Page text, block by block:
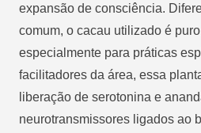
expansão de consciência.
comum, o cacau utilizado é
especialmente para práticas
facilitadores da área, essa
liberação de serotonina e
neurotransmissores ligados ao